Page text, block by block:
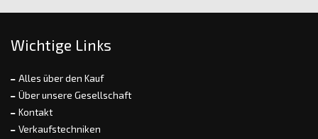
Wichtige Links
Alles über den Kauf
Über unsere Gesellschaft
Kontakt
Verkaufstechniken